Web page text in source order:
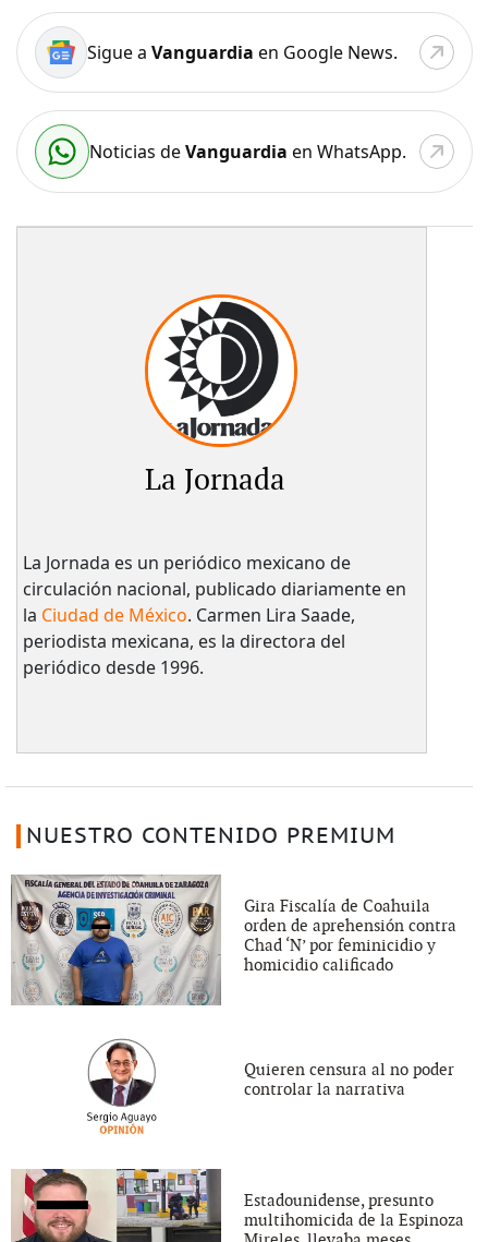
Sigue a Vanguardia en Google News.
Noticias deVanguardia en WhatsApp.
La Jornada
La Jornada es un periódico mexicano de
circulación nacional, publicado diariamente en
la Ciudad de México. Carmen Lira Saade,
periodista mexicana, es la directora del
periódico desde 1996.
NUESTRO CONTENIDO PREMIUM
Gira Fiscalía de Coahuila
orden de aprehensión contra
Chad ‘N’ por feminicidio y
homicidio calificado
Quieren censura al no poder
controlar la narrativa
Estadounidense, presunto
multihomicida de la Espinoza